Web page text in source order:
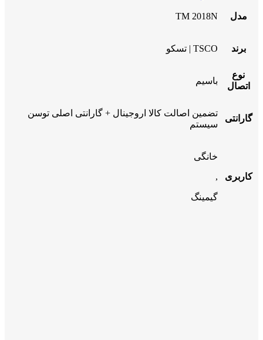
مدل TM 2018N
برند TSCO | تسکو
نوع
اتصال
باسیم
گارانتی
تضمین اصالت کالا اروجینال + گارانتی اصلی توسن
سیستم
کاربری
خانگی
,
گیمینگ